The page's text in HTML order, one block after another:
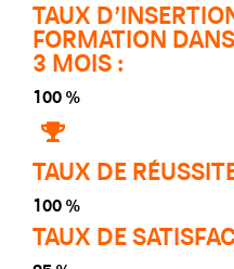
TAUX
FORMATION
3 MOIS :
100 %
TAUX DE
100 %
TAUX DE